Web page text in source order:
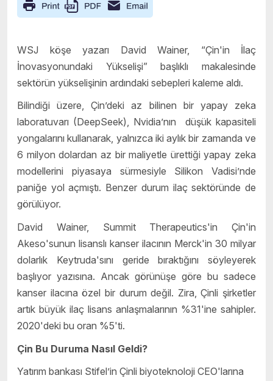
WSJ köşe yazarı David Wainer, “Çin'in İlaç
İnovasyonundaki Yükselişi” başlıklı makalesinde
sektörün yükselişinin ardındaki sebepleri kaleme aldı.
Bilindiği üzere, Çin’deki az bilinen bir yapay zeka
laboratuvarı (DeepSeek), Nvidia’nın düşük kapasiteli
yongalarını kullanarak, yalnızca iki aylık bir zamanda ve
6 milyon dolardan az bir maliyetle ürettiği yapay zeka
modellerini piyasaya sürmesiyle Silikon Vadisi’nde
paniğe yol açmıştı. Benzer durum ilaç sektöründe de
görülüyor.
David Wainer, Summit Therapeutics'in Çin'in
Akeso'sunun lisanslı kanser ilacının Merck'in 30 milyar
dolarlık Keytruda'sını geride bıraktığını söyleyerek
başlıyor yazısına. Ancak görünüşe göre bu sadece
kanser ilacına özel bir durum değil. Zira, Çinli şirketler
artık büyük ilaç lisans anlaşmalarının %31'ine sahipler.
2020'deki bu oran %5'ti.
Çin Bu Duruma Nasıl Geldi?
Yatırım bankası Stifel’in Çinli biyoteknoloji CEO'larına